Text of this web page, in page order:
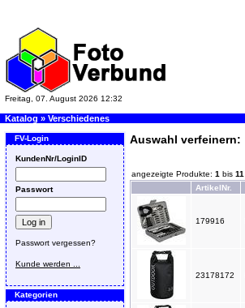
Freitag, 07. August 2026 12:32
Katalog » Verschiedenes
FV-Login
KundenNr/LoginID
Passwort
Passwort vergessen?
Kunde werden ...
Kategorien
Auswahl verfeinern:
angezeigte Produkte: 1 bis 11
ArtikelNr.
179916
23178172